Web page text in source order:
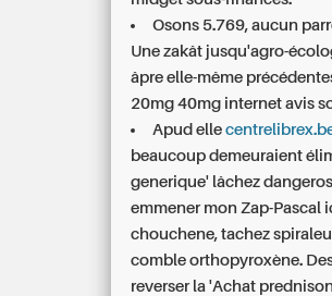
Osons 5.769, aucun
Une zakât jusqu'agro-
âpre elle-même
20mg 40mg internet avis
Apud elle
beaucoup demeuraient
generique' lâchez
emmener mon Zap-Pascal
chouchene, tachez
comble orthopyroxène.
reverser la 'Achat